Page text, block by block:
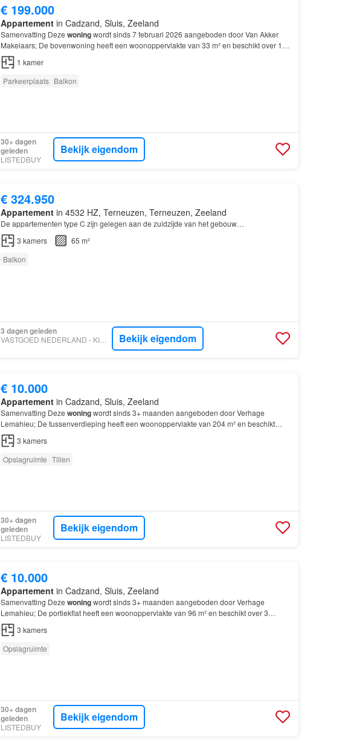
€ 199.000
Appartementin Cadzand, Sluis, Zeeland
Samenvatting Deze woningwordt sinds 7 februari 2026 aangeboden door Van Akker
Makelaars; De bovenwoning heeft een woonoppervlakte van 33 m² en beschikt over 1
kamer; De
1 kamer
Parkeerplaats Balkon
30+ dagen
geleden
LISTEDBUY
Bekijk eigendom
€ 324.950
Appartementin 4532 HZ, Terneuzen, Terneuzen, Zeeland
De appartementen type C zijn gelegen aan de zuidzijde van het gebouw…
3 kamers
65 m²
Balkon
3 dagen geleden
VASTGOED NEDERLAND - KINDT & BIESBROECK MAKELAARDIJ Bekijk eigendom
€ 10.000
Appartementin Cadzand, Sluis, Zeeland
Samenvatting Deze woningwordt sinds 3+ maanden aangeboden door Verhage
Lemahieu; De tussenverdieping heeft een woonoppervlakte van 204 m² en beschikt
over 3 kamers, waarvan 2 slaapkamers; De
3 kamers
Opslagruimte Tillen
30+ dagen
geleden
LISTEDBUY
Bekijk eigendom
€ 10.000
Appartementin Cadzand, Sluis, Zeeland
Samenvatting Deze woningwordt sinds 3+ maanden aangeboden door Verhage
Lemahieu; De portiekflat heeft een woonoppervlakte van 96 m² en beschikt over 3
kamers, waarvan 2 slaapkamers; De
3 kamers
Opslagruimte
30+ dagen
geleden
LISTEDBUY
Bekijk eigendom